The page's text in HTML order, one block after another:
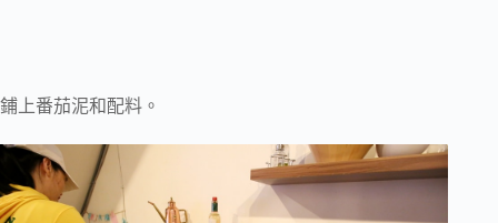
鋪上番茄泥和配料。